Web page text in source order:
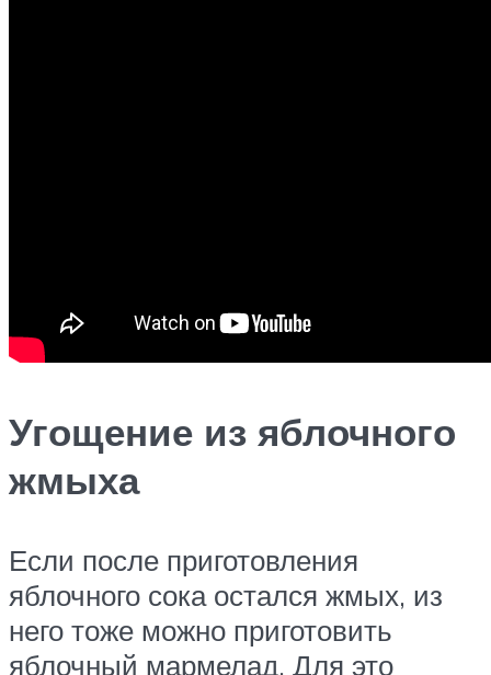
Угощение из яблочного
жмыха
Если после приготовления
яблочного сока остался жмых, из
него тоже можно приготовить
яблочный мармелад. Для это